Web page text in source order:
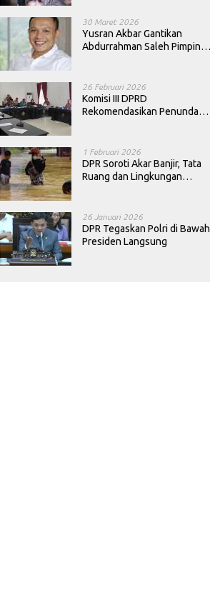
30 Maret 2026
Yusran Akbar Gantikan
Abdurrahman Saleh Pimpin
26 Februari 2026
Komisi III DPRD
Rekomendasikan Penundaan
1 Februari 2026
DPR Soroti Akar Banjir, Tata
Ruang dan Lingkungan
26 Januari 2026
DPR Tegaskan Polri di Bawah
Presiden Langsung